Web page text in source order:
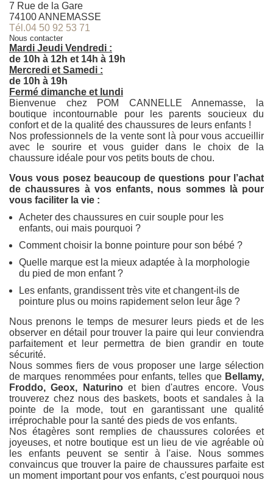
7 Rue de la Gare
74100 ANNEMASSE
Tél.04 50 92 53 71
Nous contacter
Mardi Jeudi Vendredi :
de 10h à 12h et 14h à 19h
Mercredi et Samedi :
de 10h à 19h
Fermé dimanche et lundi
Bienvenue chez POM CANNELLE Annemasse, la
boutique incontournable pour les parents soucieux du
confort et de la qualité des chaussures de leurs enfants !
Nos professionnels de la vente sont là pour vous accueillir
avec le sourire et vous guider dans le choix de la
chaussure idéale pour vos petits bouts de chou.
Vous vous posez beaucoup de questions pour l’achat
de chaussures à vos enfants, nous sommes là pour
vous faciliter la vie :
Acheter des chaussures en cuir souple pour les
enfants, oui mais pourquoi ?
Comment choisir la bonne pointure pour son bébé ?
Quelle marque est la mieux adaptée à la morphologie
du pied de mon enfant ?
Les enfants, grandissent très vite et changent-ils de
pointure plus ou moins rapidement selon leur âge ?
Nous prenons le temps de mesurer leurs pieds et de les
observer en détail pour trouver la paire qui leur conviendra
parfaitement et leur permettra de bien grandir en toute
sécurité.
Nous sommes fiers de vous proposer une large sélection
de marques renommées pour enfants, telles que Bellamy,
Froddo, Geox, Naturinoet bien d'autres encore. Vous
trouverez chez nous des baskets, boots et sandales à la
pointe de la mode, tout en garantissant une qualité
irréprochable pour la santé des pieds de vos enfants.
Nos étagères sont remplies de chaussures colorées et
joyeuses, et notre boutique est un lieu de vie agréable où
les enfants peuvent se sentir à l'aise. Nous sommes
convaincus que trouver la paire de chaussures parfaite est
un moment important pour vos enfants, c'est pourquoi nous